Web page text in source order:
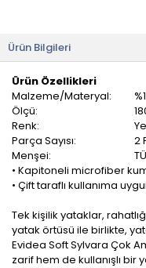
Ürün Bilgileri
Ürün Özellikleri
Malzeme/Materyal:
Ölçü:
Renk:
Parça Sayısı:
2
Menşei:
• Kapitoneli microfiber
• Çift taraflı kullanıma
Tek kişilik yataklar,
yatak örtüsü ile birlikte,
Evidea Soft Sylvara Çok
zarif hem de kullanışlı bir